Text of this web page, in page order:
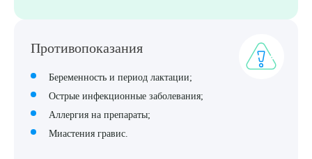
Противопоказания
Беременность и период лактации;
Острые инфекционные заболевания;
Аллергия на препараты;
Миастения гравис.